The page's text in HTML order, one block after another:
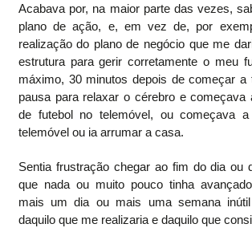
Acabava por, na maior parte das vezes,
plano de ação, e, em vez de, por
realização do plano de negócio que me
estrutura para gerir corretamente o meu
máximo, 30 minutos depois de começar a
pausa para relaxar o cérebro e começava
de futebol no telemóvel, ou começava
telemóvel ou ia arrumar a casa.
Sentia frustração chegar ao fim do dia ou
que nada ou muito pouco tinha
mais um dia ou mais uma semana
daquilo que me realizaria e daquilo que